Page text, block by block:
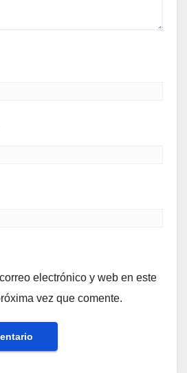
electrónico y web en este
vez que comente.